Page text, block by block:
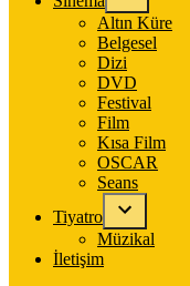
Altın Küre
Belgesel
Dizi
DVD
Festival
Film
Kısa Film
OSCAR
Seans
Tiyatro
Müzikal
İletişim